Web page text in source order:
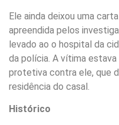
Ele ainda deixou uma
apreendida pelos
levado ao o hospital da
da polícia. A vítima
protetiva contra ele, que
residência do casal.
Histórico